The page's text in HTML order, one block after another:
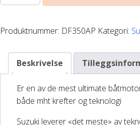
GIVI – Bagasjesystem for MC
Produktnummer: DF350AP Kategori:
Beskrivelse
Er en av de mest ultimate
både mht krefter og teknologi
Suzuki leverer «det meste» av